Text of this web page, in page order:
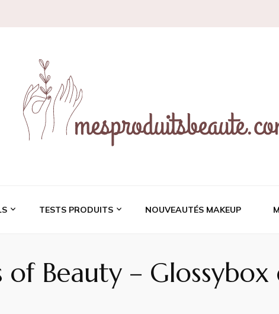
TESTS PRODUITS NOUVEAUTÉS MAKEUP
of Beauty – Glossybox